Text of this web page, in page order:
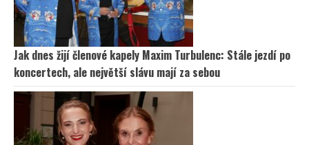
Jak dnes žijí členové kapely Maxim Turbulenc: Stále jezdí po
koncertech, ale největší slávu mají za sebou